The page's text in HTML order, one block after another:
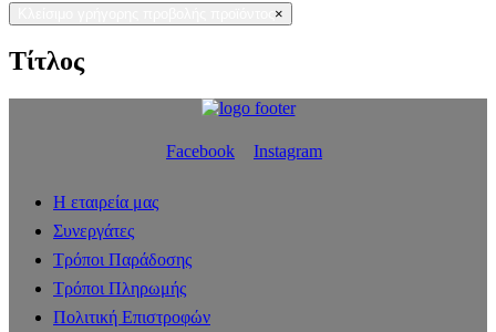
×
Τίτλος
Facebook Instagram
Η εταιρεία μας
Συνεργάτες
Τρόποι Παράδοσης
Τρόποι Πληρωμής
Πολιτική Επιστροφών